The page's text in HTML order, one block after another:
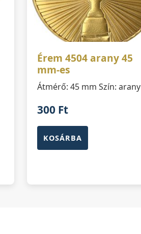
Érem 4504 arany 45
mm-es
Átmérő: 45 mm Szín: arany
300 Ft
KOSÁRBA